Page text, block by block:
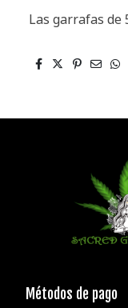
Las garrafas de
Métodos de pago